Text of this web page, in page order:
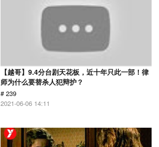
【越哥】9.4分台剧天花板，近十年只此一部！律
师为什么要替杀人犯辩护？
# 239
2021-06-06 14:11